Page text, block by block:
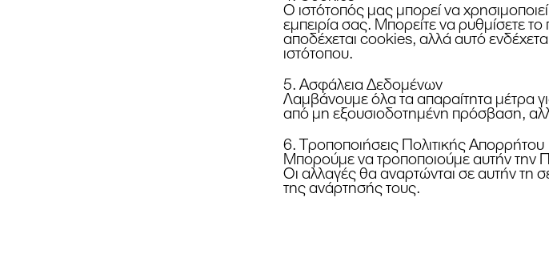
Ο ιστότοπός μας μπορεί να
εμπειρία σας. Μπορείτε να ρυθμίσετε
αποδέχεται cookies, αλλά αυτό
ιστότοπου.
5. Ασφάλεια Δεδομένων
Λαμβάνουμε όλα τα απαραίτητα μέτρα
από μη εξουσιοδοτημένη πρόσβαση,
6. Τροποποιήσεις Πολιτικής Απορρήτου
Μπορούμε να τροποποιούμε αυτήν την
Οι αλλαγές θα αναρτώνται σε αυτήν τη
της ανάρτησής τους.